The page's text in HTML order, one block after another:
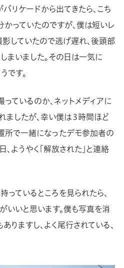
リケードから出てきたら、こち
かっていたのですが、僕は短いレ
影していたので逃げ遅れ、後頭部
まいました。その日は一気に
です。
ているのか、ネットメディアに
ましたが、幸い僕は３時間ほど
所で一緒になったデモ参加者の
ようやく「解放された」と連絡
っているところを見られたら、
いいと思います。僕も写真を消
りますし、よく尾行されている、